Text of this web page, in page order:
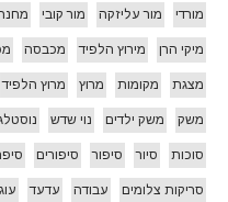
מורדי מור עליזקה מור קובי
מיקי הרן מירוץ הלפיד מכבסה
מצגת מקומות מרוץ מרוץ הלפיד
משק משק ילדים נוי שדש
סוכות סיור סיפור סיפורים
סריקות צלומים עבודה עדעד